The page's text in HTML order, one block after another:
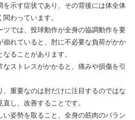
を示す症状であり、その背後には体全体
わっています。
ツでは、投球動作が全身の協調動作を要
崩れていると、肘に不必要な負荷がかか
ることがあります。
ストレスがかかると、痛みや損傷を引
、重要なのは肘だけに注目するのではな
し、改善することです。
い姿勢を取ること、全身の筋肉のバラン